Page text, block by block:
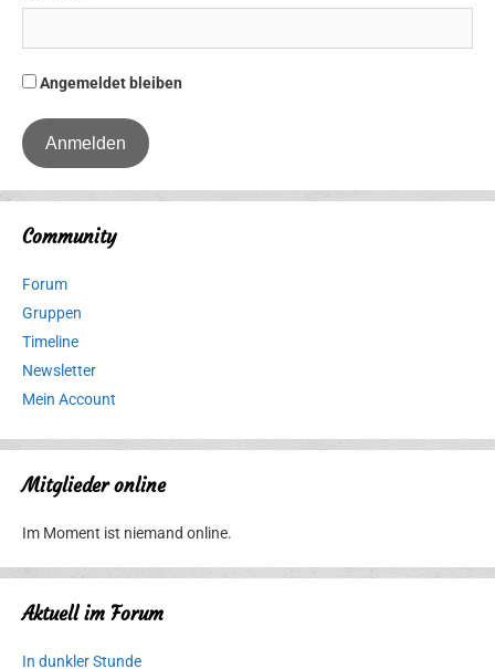
Angemeldet bleiben
Community
Forum
Gruppen
Timeline
Newsletter
Mein Account
Mitglieder online
Im Moment ist niemand online.
Aktuell im Forum
In dunkler Stunde